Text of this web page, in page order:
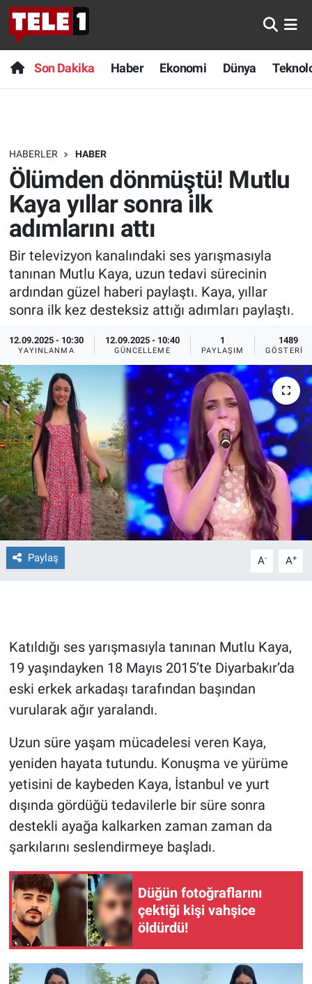
Son Dakika Haber Ekonomi Dünya
HABERLER HABER
Ölümden dönmüştü! Mutlu
Kaya yıllar sonra ilk
adımlarını attı
Bir televizyon kanalındaki ses yarışmasıyla
tanınan Mutlu Kaya, uzun tedavi sürecinin
ardından güzel haberi paylaştı. Kaya, yıllar
sonra ilk kez desteksiz attığı adımları paylaştı.
12.09.2025 - 10:30
YAYINLANMA
12.09.2025 - 10:40
GÜNCELLEME
1
PAYLAŞIM
1489
GÖSTERIM
Paylaş A- A+
Katıldığı ses yarışmasıyla tanınan Mutlu Kaya,
19 yaşındayken 18 Mayıs 2015’te Diyarbakır’da
eski erkek arkadaşı tarafından başından
vurularak ağır yaralandı.
Uzun süre yaşam mücadelesi veren Kaya,
yeniden hayata tutundu. Konuşma ve yürüme
yetisini de kaybeden Kaya, İstanbul ve yurt
dışında gördüğü tedavilerle bir süre sonra
destekli ayağa kalkarken zaman zaman da
şarkılarını seslendirmeye başladı.
Düğün fotoğraflarını
çektiği kişi vahşice
öldürdü!
Anında Manşet
Başka Sohbetler
Bilim turu
Bilim ve Teknoloji Evreni
Doğa Konuşuyor
Dünya
Ege Saati
Ege'den Esintiler
Eğitim
Eğlence
Ekonomi
Forum
Gerçeğin İzinde
Gün Başlıyor
Gündem Özel
Günün görüntüsü
İlan
Kimdir
Koronavirüs
Kültür Sanat
Ne demişti
Nedir
Popüler
Son Dakika
Haber
Dünya
Teknoloji
Sağlık
Spor
Yayın Akışı
İletişim
Nöbetçi Eczaneler
Hava Durumu
Trafik Durumu
Süper Lig Puan Durumu ve Fikstür
Tüm Manşetler
Son Dakika Haberleri
Haber Arşivi